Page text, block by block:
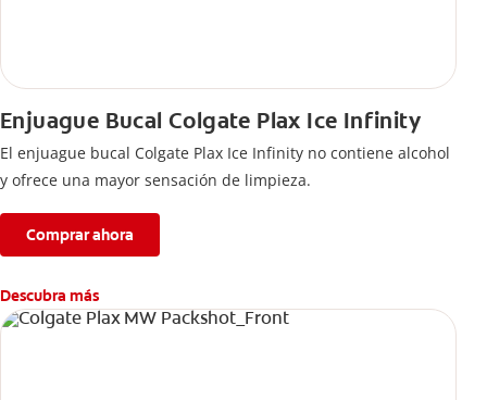
Enjuague Bucal Colgate Plax Ice Infinity
El enjuague bucal Colgate Plax Ice Infinity no contiene alcohol
y ofrece una mayor sensación de limpieza.
Comprar ahora
Descubra más